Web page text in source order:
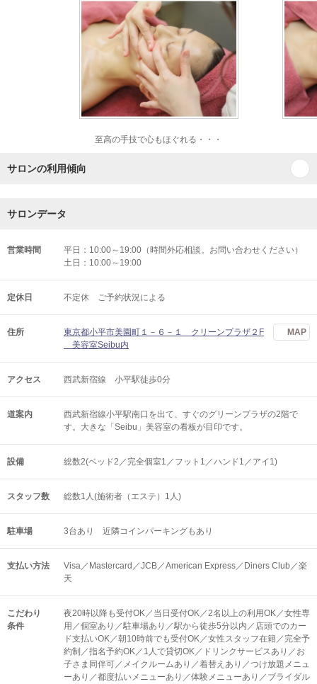
至高の手技で心もほぐれる・・・
サロンの利用傾向
サロンデータ
営業時間
平日：10:00～19:00（時間外応相談。お問い合わせください）
土日：10:00～19:00
定休日 不定休 ご予約状況による
住所
東京都小平市美園町１－６－１ クリーンプラザ２F
美容室Seibu内
MAP
アクセス 西武新宿線 小平駅徒歩0分
道案内
西武新宿線小平駅南口を出て、すぐのグリーンプラザの2階で
す。大きな「Seibu」美容室の看板が目印です。
設備 総数2(ベッド2／完全個室1／フット1／ハンド1／アイ1)
スタッフ数 総数1人(施術者（エステ）1人)
駐車場 3台あり 近隣コインパーキングもあり
支払い方法
Visa／Mastercard／JCB／American Express／Diners Club／楽
天
こだわり
条件
夜20時以降も受付OK／当日受付OK／2名以上の利用OK／女性専
用／個室あり／駐車場あり／駅から徒歩5分以内／店頭でのカー
ド支払いOK／朝10時前でも受付OK／女性スタッフ在籍／完全予
約制／指名予約OK／1人で貸切OK／ドリンクサービスあり／お
子さま同伴可／メイクルームあり／着替えあり／つけ放題メニュ
ーあり／都度払いメニューあり／体験メニューあり／ブライダル